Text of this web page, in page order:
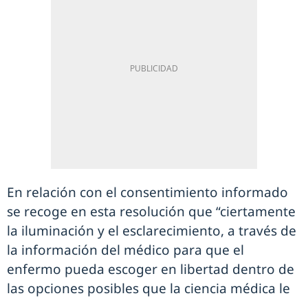
En relación con el consentimiento informado
se recoge en esta resolución que “ciertamente
la iluminación y el esclarecimiento, a través de
la información del médico para que el
enfermo pueda escoger en libertad dentro de
las opciones posibles que la ciencia médica le